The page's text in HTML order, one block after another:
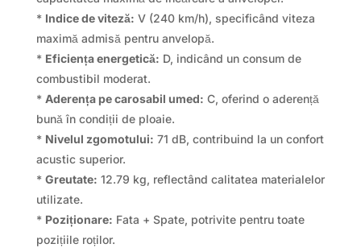
* Indice de viteză: V (240 km/h), specificând viteza
maximă admisă pentru anvelopă.
* Eficiența energetică: D, indicând un consum de
combustibil moderat.
* Aderența pe carosabil umed: C, oferind o aderență
bună în condiții de ploaie.
* Nivelul zgomotului: 71 dB, contribuind la un confort
acustic superior.
* Greutate: 12.79 kg, reflectând calitatea materialelor
utilizate.
* Poziționare: Fata + Spate, potrivite pentru toate
pozițiile roților.